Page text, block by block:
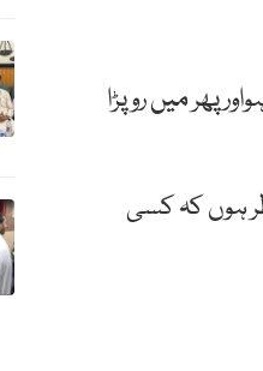
میں رو پڑا
ہوں کہ کسی